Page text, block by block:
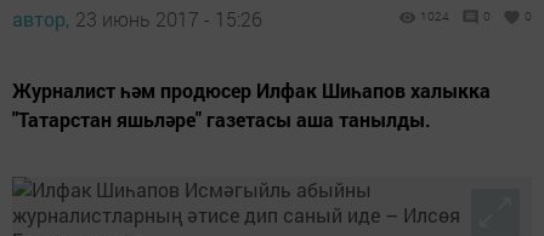
автор, 23 июнь 2017 - 15:26 1024 0 0
Журналист һәм продюсер Илфак Шиһапов халыкка
"Татарстан яшьләре" газетасы аша танылды.